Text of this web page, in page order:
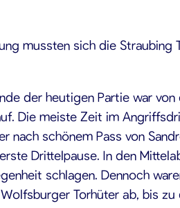
mussten sich die
der heutigen Partie war
Die meiste Zeit im
nach schönem Pass von
Drittelpause. In den
schlagen. Dennoch
Torhüter ab, bis